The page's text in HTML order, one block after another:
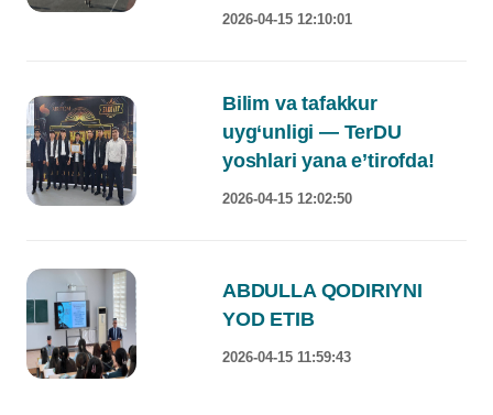
2026-04-15 12:10:01
Bilim va tafakkur
uyg‘unligi — TerDU
yoshlari yana e’tirofda!
2026-04-15 12:02:50
ABDULLA QODIRIYNI
YOD ETIB
2026-04-15 11:59:43